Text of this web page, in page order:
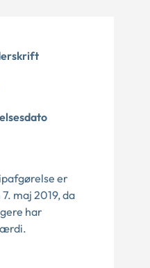
er
maj 2019, da
har